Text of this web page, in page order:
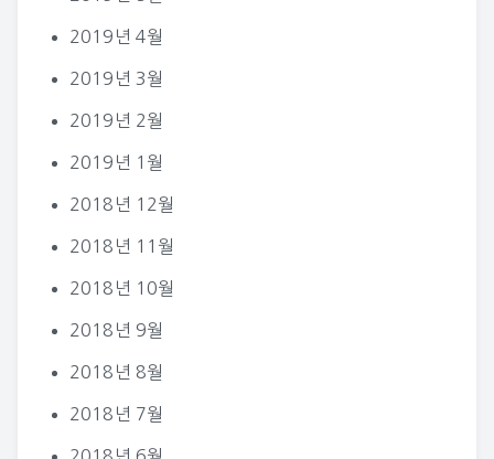
2019년 4월
2019년 3월
2019년 2월
2019년 1월
2018년 12월
2018년 11월
2018년 10월
2018년 9월
2018년 8월
2018년 7월